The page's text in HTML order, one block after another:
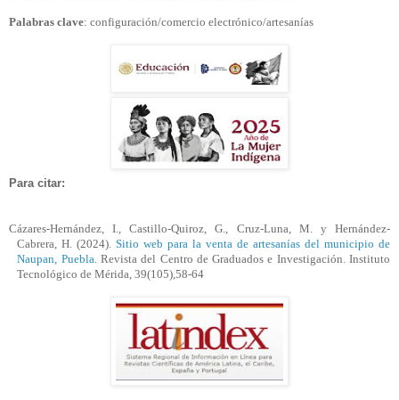
Palabras clave: configuración/comercio electrónico/artesanías
Para citar:
Cázares-Hernández, I., Castillo-Quiroz, G., Cruz-Luna, M. y Hernández-
Cabrera, H. (2024).Sitio web para la venta de artesanías del municipio de
Naupan, Puebla.Revista del Centro de Graduados e Investigación. Instituto
Tecnológico de Mérida, 39(105),58-64